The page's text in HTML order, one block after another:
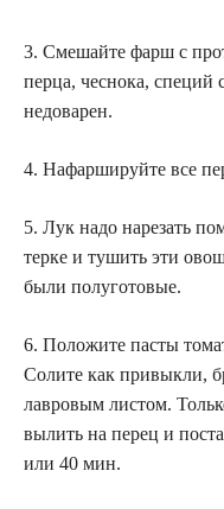
3. Смешайте фарш с
перца, чеснока, специй
недоварен.
4. Нафаршируйте все
5. Лук надо нарезать
терке и тушить эти
были полуготовые.
6. Положите пасты
Солите как привыкли,
лавровым листом.
вылить на перец и
или 40 мин.